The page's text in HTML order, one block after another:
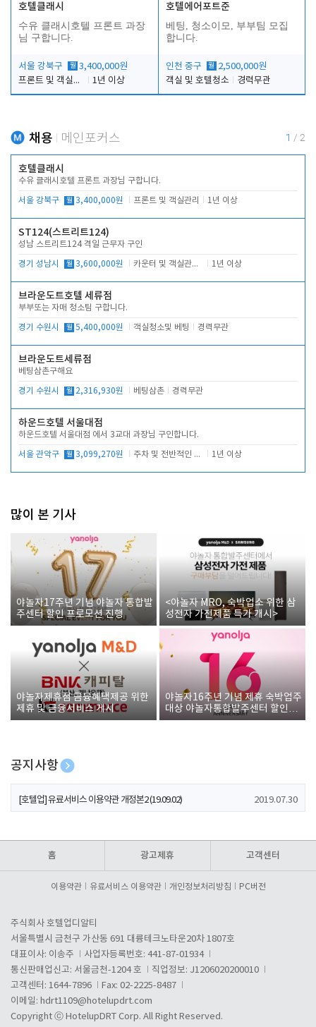
호텔클래시
수유 클래시호텔 프론트 과장
님 구합니다.
서울 강북구 월 3,400,000원
프론트 및 객실관리
1년 이상
호텔에어포트준
베팅, 청소이모, 부부팀 모집
합니다.
인천 중구 월 2,500,000원
객실 및 호텔청소
경력무관
채용 메인포커스 1 / 2
호텔클래시
수유 클래시호텔 프론트 과장님 구합니다.
서울 강북구 월 3,400,000원 프론트 및 객실관리 1년 이상
ST124(스트리트124)
성남 스트리트124 격일 근무자 구인
경기 성남시 월 3,600,000원 카운터 및 객실관리 전반 1년 이상
브라운도트호텔 세류점
부부또는 자매 청소팀 구합니다.
경기 수원시 월 5,400,000원 객실청소및 베팅 경력무관
브라운도트세류점
베팅삼촌구해요
경기 수원시 월 2,316,930원 베팅삼촌 경력무관
하운드호텔 서울대점
하운드호텔 서울대점 에서 3교대 과장님 구인합니다.
서울 관악구 월 3,099,270원 주차 및 전반적인 당번업무 1년 이상
많이 본 기사
야놀자17주년 기념 야놀자 통합발
주센터 할인 프로모션 진행
<야놀자 MRO, 숙박업소 위한 삼
성전자 가전제품 특가 개시>
야놀자제휴점 금융혜택제공 위한
제휴 및 금융서비스 게시
야놀자16주년 기념 제휴 숙박업주
대상 야놀자통합발주센터 할인쿠
폰 증정
공지사항
[호텔업] 개인정보 처리방침 개정본1 (19.09.02)
[호텔업] 유료서비스 이용약관 개정본2 (19.09.02) 2019.07.30
홈 광고제휴 고객센터
이용약관 유료서비스 이용약관 개인정보처리방침 PC버전
주식회사 호텔업디알티
서울특별시 금천구 가산동 691 대륭테크노타운20차 1807호
대표이사: 이송주
사업자등록번호: 441-87-01934
통신판매업신고: 서울금천-1204 호
직업정보: J1206020200010
고객센터: 1644-7896
Fax: 02-2225-8487
이메일: hdrt1109@hotelupdrt.com
Copyright ⓒ HotelupDRT Corp. All Right Reserved.